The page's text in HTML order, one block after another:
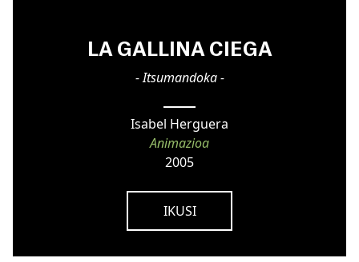
LA GALLINA CIEGA
- Itsumandoka -
Isabel Herguera
Animazioa
2005
IKUSI